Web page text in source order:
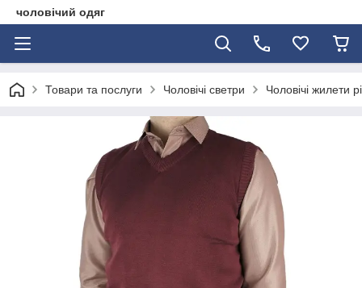
чоловічий одяг
Товари та послуги Чоловічі светри Чоловічі жилети